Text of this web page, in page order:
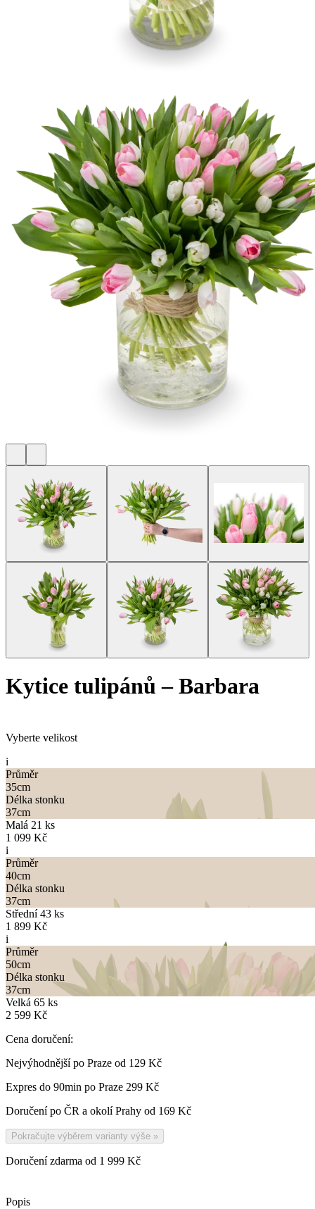
Kytice tulipánů–Barbara
Popis
Vyberte velikost
i
Průměr
35cm
Délka stonku
37cm
Malá 21 ks
1 099 Kč
i
Průměr
40cm
Délka stonku
37cm
Střední 43 ks
1 899 Kč
i
Průměr
50cm
Délka stonku
37cm
Velká 65 ks
2 599 Kč
Cena doručení:
Nejvýhodnější po Praze od 129 Kč
Expres do 90min po Praze 299 Kč
Doručení po ČR a okolí Prahy od 169 Kč
Pokračujte výběrem varianty výše »
Doručení zdarma od 1 999 Kč